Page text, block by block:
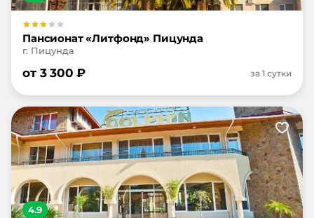
Пансионат «Литфонд» Пицунда
г. Пицунда
от 3 300 ₽ за 1 сутки
4.9